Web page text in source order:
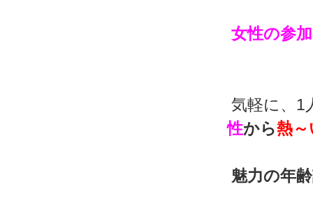
女性の参
気軽に、1
性から熱～
魅力の年